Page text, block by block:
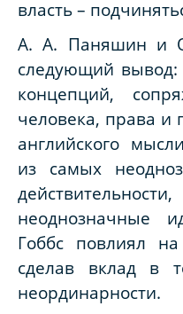
власть –
А. А. Паняшин и
следующий вывод:
концепций,
человека, права и
английского
из самых
неоднозначные
Гоббс повлиял
сделав вклад в
неординарности.